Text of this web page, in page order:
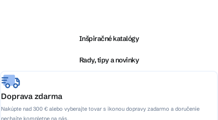
e
Inšpiračné katalógy
Rady, tipy a novinky
Doprava zdarma
Nakúpte nad 300 € alebo vyberajte tovar s ikonou dopravy zadarmo a doručenie
nechajte kompletne na nás.